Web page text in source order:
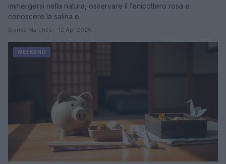
immergersi nella natura, osservare il fenicottero rosa e
conoscere la salina e…
Bianca Marchesi · 12 Apr 2026
WEEKEND